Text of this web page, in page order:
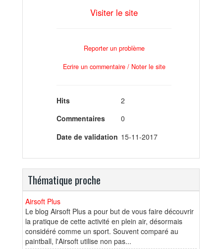
Visiter le site
Reporter un problème
Ecrire un commentaire / Noter le site
Hits
2
Commentaires
0
Date de validation 15-11-2017
Thématique proche
Airsoft Plus
Le blog Airsoft Plus a pour but de vous faire découvrir
la pratique de cette activité en plein air, désormais
considéré comme un sport. Souvent comparé au
paintball, l'Airsoft utilise non pas...